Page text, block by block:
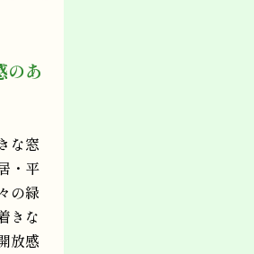
のあ
な窓
・平
の緑
きな
放感